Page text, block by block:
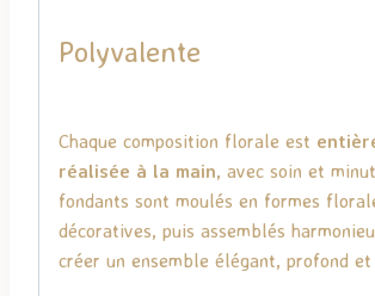
Polyvalente
Chaque composition florale est
réalisée à la main, avec soin et
fondants sont moulés en formes
décoratives, puis assemblés
créer un ensemble élégant, profond